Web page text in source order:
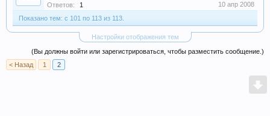
Ответов:
1
10 апр 2008
Показано тем: с 101 по 113 из 113.
Настройки отображения тем
(Вы должны войти или зарегистрироваться, чтобы разместить сообщение.)
< Назад
1 2